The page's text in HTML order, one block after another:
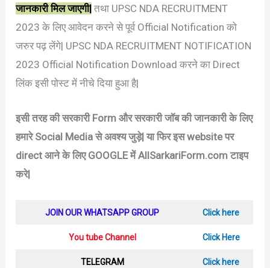
जानकारी मिल जाएगी| तथा UPSC NDA RECRUITMENT
2023 के लिए आवेदन करने से पूर्व Official Notification को
जरुर पढ़ लेंगे| UPSC NDA RECRUITMENT NOTIFICATION
2023 Official Notification Download करने का Direct
लिंक इसी पोस्ट में नीचे दिया हुआ है|
इसी तरह की सरकारी Form और सरकारी जॉब की जानकारी के लिए
हमारे Social Media से अवश्य जुड़े| या फिर इस website पर
direct आने के लिए GOOGLE में AllSarkariForm.com टाइप
करे|
JOIN OUR WHATSAPP GROUP Click here
You tube Channel Click Here
TELEGRAM Click here